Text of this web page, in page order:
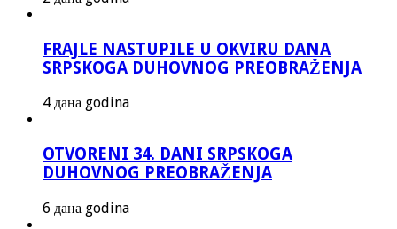
FRAJLE NASTUPILE U OKVIRU DANA
SRPSKOGA DUHOVNOG PREOBRAŽENJA
4 дана godina
OTVORENI 34. DANI SRPSKOGA
DUHOVNOG PREOBRAŽENJA
6 дана godina